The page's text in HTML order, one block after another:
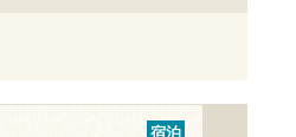
宿泊